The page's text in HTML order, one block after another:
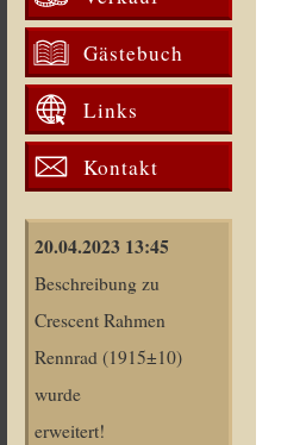
Gästebuch
Links
Kontakt
20.04.2023 13:45
Beschreibung zu
Crescent Rahmen
Rennrad (1915±10)
wurde
erweitert!